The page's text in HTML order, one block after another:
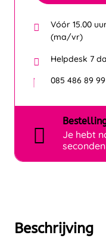
Beschrijving
Vóór 15.00
(ma/vr)
Helpdesk 7
085 486 89
Je hebt